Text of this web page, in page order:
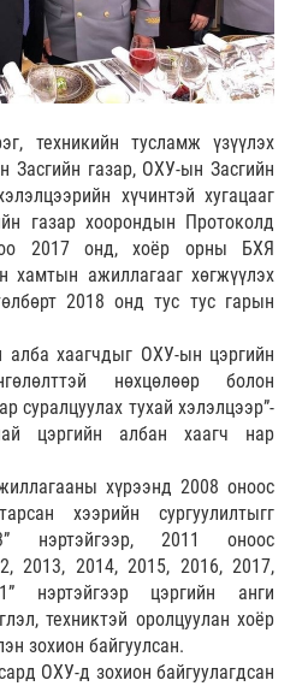
техникийн тусламж үзүүлэх
Засгийн газар, ОХУ-ын Засгийн
хүчинтэй хугацааг
газар хоорондын Протоколд
2017 онд, хоёр орны БХЯ
хамтын ажиллагааг хөгжүүлэх
2018 онд тус тус гарын
алба хаагчдыг ОХУ-ын цэргийн
нөхцөлөөр болон
суралцуулах тухай хэлэлцээр”-
цэргийн албан хаагч нар
хүрээнд 2008 оноос
хээрийн сургуулилтыгг
нэртэйгээр, 2011 оноос
2013, 2014, 2015, 2016, 2017,
нэртэйгээр цэргийн анги
техниктэй оролцуулан хоёр
зохион байгуулсан.
ОХУ-д зохион байгуулагдсан